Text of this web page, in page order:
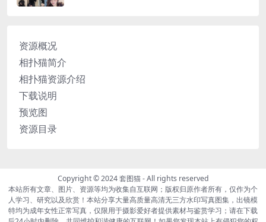
资源概况
相扑猫简介
相扑猫资源介绍
下载说明
预览图
资源目录
Copyright © 2024套图猫- All rights reserved
本站所有文章、图片、资源等均为收集自互联网；版权归原作者所有，仅作为个
人学习、研究以及欣赏！本站分享大量高质量高清无三方水印写真图集，出镜模
特均为成年女性正常写真，仅限用于摄影爱好者提供素材与鉴赏学习；请在下载